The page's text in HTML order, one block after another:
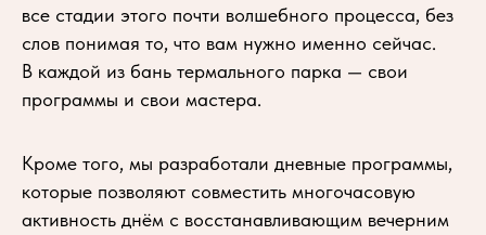
все стадии этого почти волшебного процесса, без
слов понимая то, что вам нужно именно сейчас.
В каждой из бань термального парка — свои
программы и свои мастера.
Кроме того, мы разработали дневные программы,
которые позволяют совместить многочасовую
активность днём с восстанавливающим вечерним